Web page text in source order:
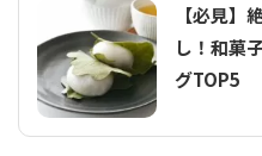
【必見】
し！和菓
グTOP5